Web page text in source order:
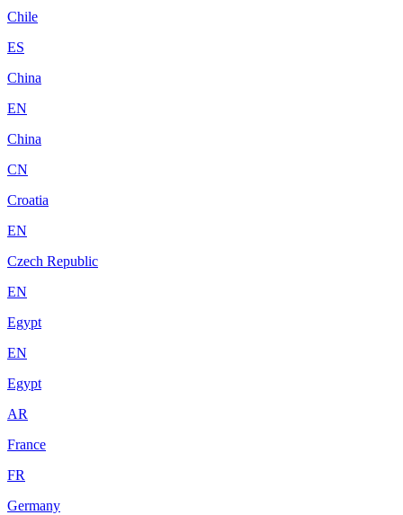
Chile
ES
China
EN
China
CN
Croatia
EN
Czech Republic
EN
Egypt
EN
Egypt
AR
France
FR
Germany